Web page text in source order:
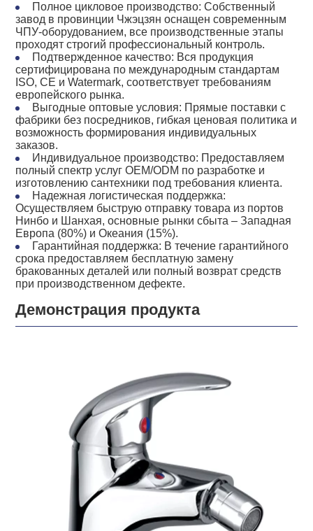
Полное цикловое производство: Собственный
завод в провинции Чжэцзян оснащен современным
ЧПУ-оборудованием, все производственные этапы
проходят строгий профессиональный контроль.
Подтвержденное качество: Вся продукция
сертифицирована по международным стандартам
ISO, CE и Watermark, соответствует требованиям
европейского рынка.
Выгодные оптовые условия: Прямые поставки с
фабрики без посредников, гибкая ценовая политика и
возможность формирования индивидуальных
заказов.
Индивидуальное производство: Предоставляем
полный спектр услуг OEM/ODM по разработке и
изготовлению сантехники под требования клиента.
Надежная логистическая поддержка:
Осуществляем быструю отправку товара из портов
Нинбо и Шанхая, основные рынки сбыта – Западная
Европа (80%) и Океания (15%).
Гарантийная поддержка: В течение гарантийного
срока предоставляем бесплатную замену
бракованных деталей или полный возврат средств
при производственном дефекте.
Демонстрация продукта